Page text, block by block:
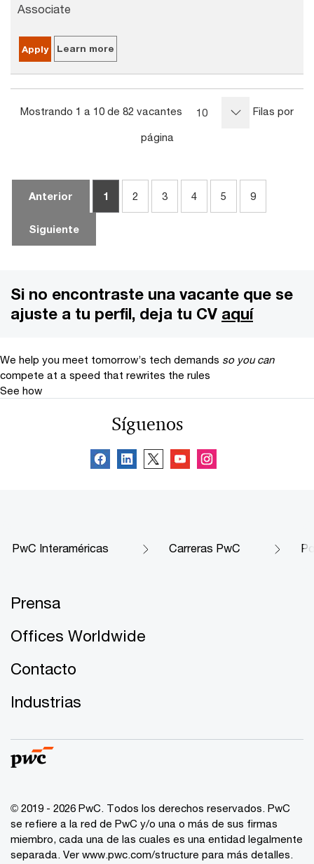
Associate
Apply Learn more
Mostrando 1 a 10 de 82 vacantes 10 Filas por
página
Anterior 1 2 3 4 5 9
Siguiente
Si no encontraste una vacante que se
ajuste a tu perfil, deja tu CV aquí
We help you meet tomorrow’s tech demands so you can
compete at a speed that rewrites the rules
See how
Síguenos
PwC Interaméricas Carreras PwC
Prensa
Offices Worldwide
Contacto
Industrias
© 2019 - 2026 PwC. Todos los derechos reservados. PwC
se refiere a la red de PwC y/o una o más de sus firmas
miembro, cada una de las cuales es una entidad legalmente
separada. Ver www.pwc.com/structure para más detalles.